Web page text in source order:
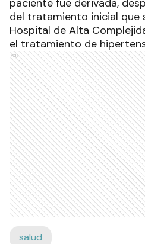
paciente fue derivada,
del tratamiento inicial que
Hospital de Alta
el tratamiento de
Ads
salud